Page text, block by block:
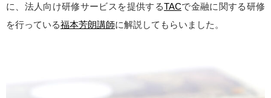
に、法人向け研修サービスを提供するTACで金融に関する研修
を行っている福本芳朗講師に解説してもらいました。